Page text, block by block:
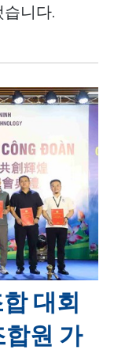
니다.
대회
원 가